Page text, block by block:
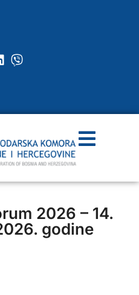
2026 – 14.
godine